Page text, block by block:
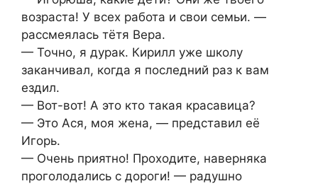
возраста! У всех работа и свои семьи. —
рассмеялась тётя Вера.
— Точно, я дурак. Кирилл уже школу
заканчивал, когда я последний раз к вам
ездил.
— Вот-вот! А это кто такая красавица?
— Это Ася, моя жена, — представил её
Игорь.
— Очень приятно! Проходите, наверняка
проголодались с дороги! — радушно